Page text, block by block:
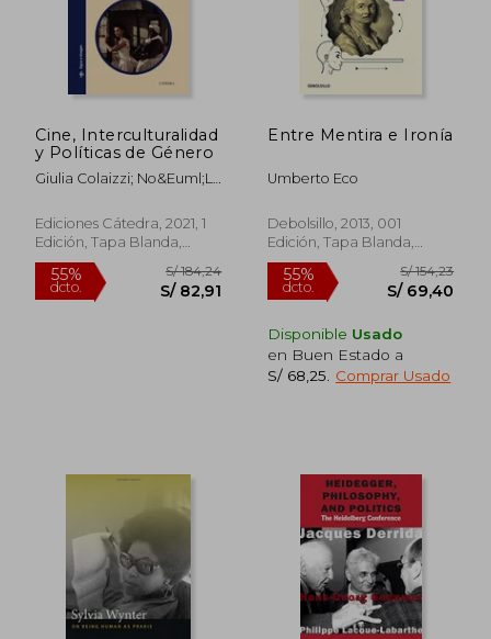
dcto. S/ 69,40 dcto.
Cine, Interculturalidad
y Políticas de Género
Giulia Colaizzi; No&Euml;L
M&Aacute;Rgara
Mill&Aacute;N; Laura
Mulvey; Paula Rabinowitz
Ediciones Cátedra, 2021, 1
Edición, Tapa Blanda,
Nuevo
Entre Mentira e Ironía
Umberto Eco
Debolsillo, 2013, 001
Edición, Tapa Blanda,
Nuevo
Disponible Usado
en Buen Estado a
S/ 68,25
Comprar Usado